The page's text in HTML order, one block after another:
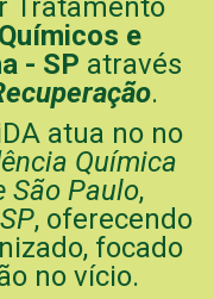
Tratamento
e
- SP através
.
atua no no
Química
São Paulo,
, oferecendo
focado
no vício.